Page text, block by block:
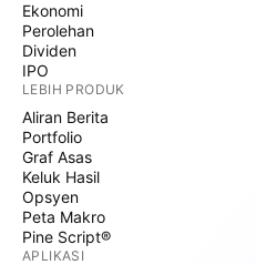
Ekonomi
Perolehan
Dividen
IPO
LEBIH PRODUK
Aliran Berita
Portfolio
Graf Asas
Keluk Hasil
Opsyen
Peta Makro
Pine Script®
APLIKASI